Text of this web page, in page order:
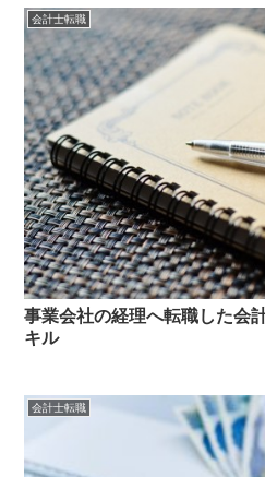
会計士転職
事業会社の経理へ転職した会
キル
会計士転職